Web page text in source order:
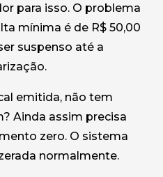
para isso. O problema
mínima é de R$ 50,00
suspenso até a
emitida, não tem
Ainda assim precisa
zero. O sistema
normalmente.